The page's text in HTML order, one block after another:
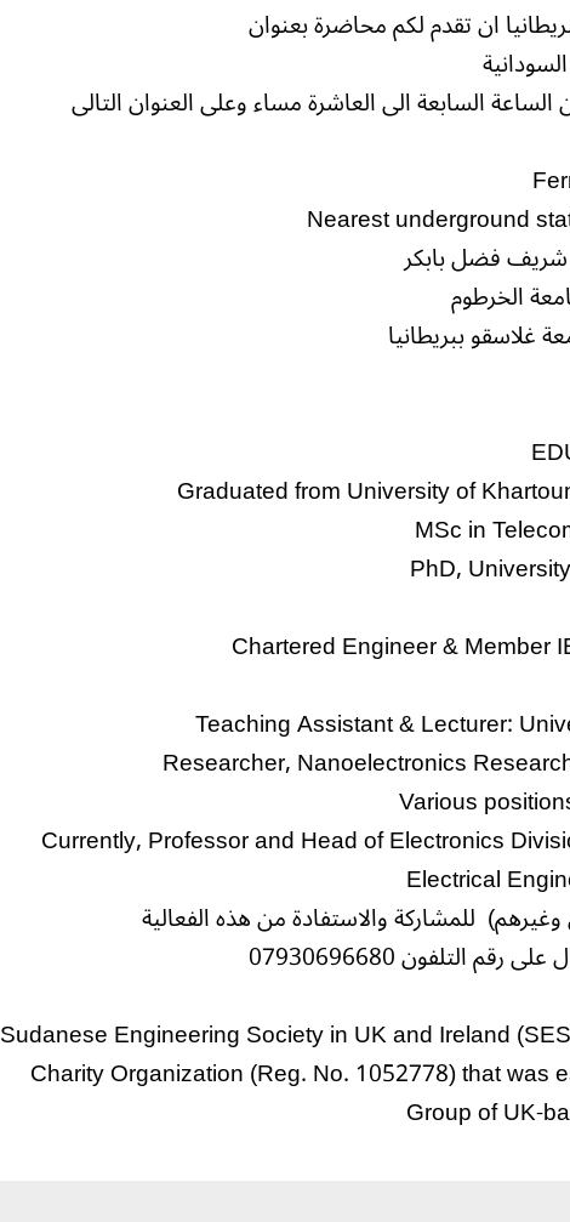
ان تقدم لكم محاضرة بعنوان
Nearest underground
شريف فضل بابكر
الخرطوم
غلاسقو ببريطانيا
Graduated from University of
MSc in
PhD,
Teaching Assistant & Lecturer:
Researcher, Nanoelectronics
Various
Currently, Professor and Head of Electronics
Electrical
للمشاركة والاستفادة من هذه الفعالية
07930696680
Sudanese Engineering Society in UK and Ireland
Charity Organization (Reg. No. 1052778) that was
Group of UK-